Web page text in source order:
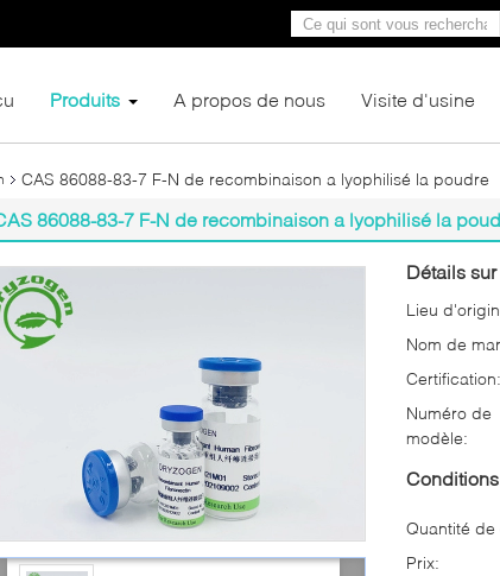
Produits A propos de nous Visite d'usine
CAS 86088-83-7 F-N de recombinaison a lyophilisé la poudre
86088-83-7 F-N de recombinaison a lyophilisé la
Détails
Lieu
Nom de
Certification:
Numéro de
modèle:
Quantité
Prix: